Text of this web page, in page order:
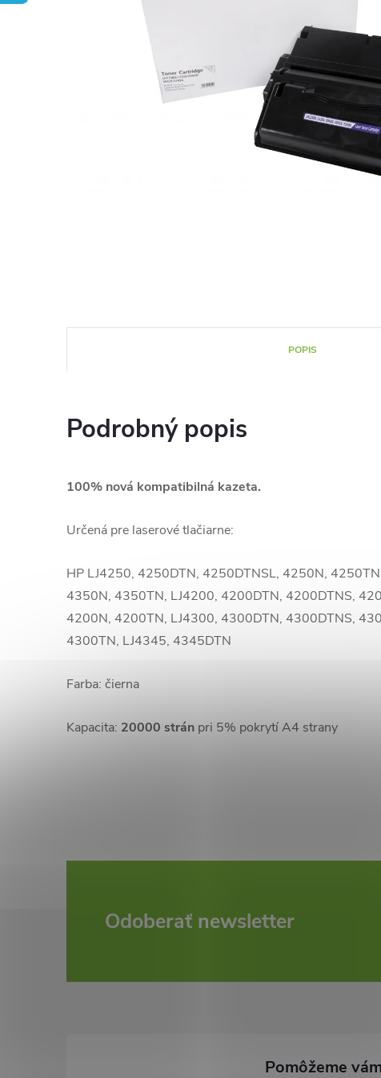
POPIS
Podrobný popis
100% nová kompatibilná kazeta.
Určená pre laserové tlačiarne:
HP LJ4250, 4250DTN, 4250DTNSL, 4250N,
4350N, 4350TN, LJ4200, 4200DTN, 4200DTNS,
4200N, 4200TN, LJ4300, 4300DTN, 4300DTNS,
4300TN, LJ4345, 4345DTN
Farba: čierna
Kapacita: 20000 strán pri 5% pokrytí A4 strany
Odoberať newsletter